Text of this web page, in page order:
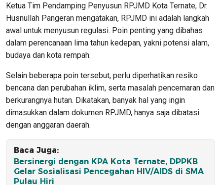
Ketua Tim Pendamping Penyusun RPJMD Kota Ternate, Dr.
Husnullah Pangeran mengatakan, RPJMD ini adalah langkah
awal untuk menyusun regulasi. Poin penting yang dibahas
dalam perencanaan lima tahun kedepan, yakni potensi alam,
budaya dan kota rempah.
Selain beberapa poin tersebut, perlu diperhatikan resiko
bencana dan perubahan iklim, serta masalah pencemaran dan
berkurangnya hutan. Dikatakan, banyak hal yang ingin
dimasukkan dalam dokumen RPJMD, hanya saja dibatasi
dengan anggaran daerah.
Baca Juga:
Bersinergi dengan KPA Kota Ternate, DPPKB
Gelar Sosialisasi Pencegahan HIV/AIDS di SMA
Pulau Hiri